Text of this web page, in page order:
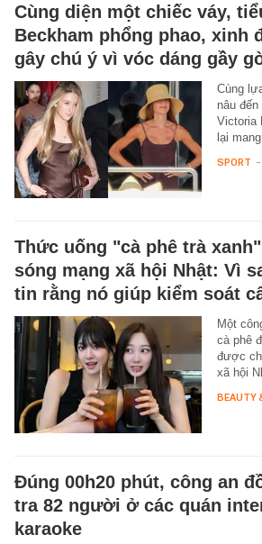
Cùng diện một chiếc váy,
Beckham phổng phao, xinh
gây chú ý vì vóc dáng gầy
Cùng
nâu
Victoria
lại
SPORT -
Thức uống "cà phê trà
sóng mạng xã hội Nhật: Vì
tin rằng nó giúp kiểm soát
Một
cà phê
được
xã hội
BEAUTY
Đúng 00h20 phút, công an
tra 82 người ở các quán
karaoke